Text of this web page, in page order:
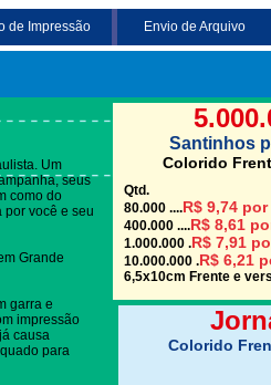
de Impressão Envio de Arquivo
Um
seus
como do
por você e seu
Grande
garra e
impressão
causa
para
Santinhos
Colorido
Qtd.
80.000 ....R$ 9,74
400.000 ....R$ 8,61
1.000.000 .R$ 7,91
10.000.000 .R$ 6,21
6,5x10cm Frente e
Colorido